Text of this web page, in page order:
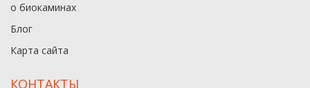
о биокаминах
Блог
Карта сайта
КОНТАКТЫ